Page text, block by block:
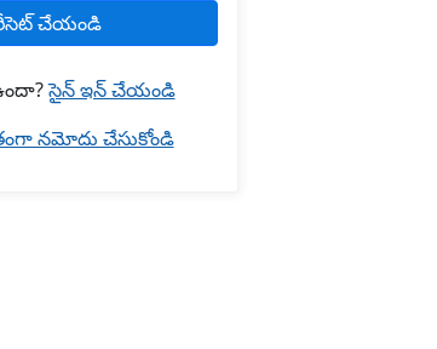
చేయండి
సైన్ ఇన్ చేయండి
నమోదు చేసుకోండి